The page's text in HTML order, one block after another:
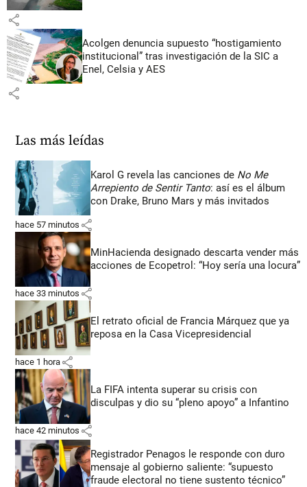
share
Acolgen denuncia supuesto “hostigamiento
institucional” tras investigación de la SIC a
Enel, Celsia y AES
share
Las más leídas
Karol G revela las canciones de No Me
Arrepiento de Sentir Tanto: así es el álbum
con Drake, Bruno Mars y más invitados
hace 57 minutos share
MinHacienda designado descarta vender más
acciones de Ecopetrol: “Hoy sería una locura”
hace 33 minutos share
El retrato oficial de Francia Márquez que ya
reposa en la Casa Vicepresidencial
hace 1 hora share
La FIFA intenta superar su crisis con
disculpas y dio su “pleno apoyo” a Infantino
hace 42 minutos share
Registrador Penagos le responde con duro
mensaje al gobierno saliente: “supuesto
fraude electoral no tiene sustento técnico”